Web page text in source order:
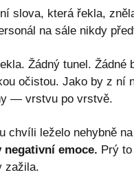
slova, která řekla,
na sále nikdy
Žádný tunel. Žádné
očistou. Jako by z ní
— vrstvu po vrstvě.
leželo nehybně
emoce. Prý
zažila.